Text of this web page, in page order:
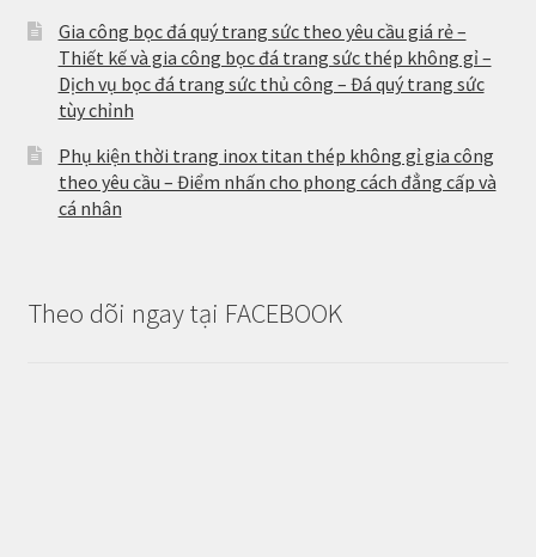
Gia công bọc đá quý trang sức theo yêu cầu giá rẻ –
Thiết kế và gia công bọc đá trang sức thép không gỉ –
Dịch vụ bọc đá trang sức thủ công – Đá quý trang sức
tùy chỉnh
Phụ kiện thời trang inox titan thép không gỉ gia công
theo yêu cầu – Điểm nhấn cho phong cách đẳng cấp và
cá nhân
Theo dõi ngay tại FACEBOOK